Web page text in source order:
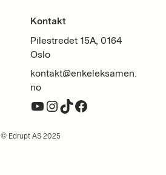
Kontakt
Pilestredet 15A, 0164
Oslo
kontakt@enkeleksamen.
no
YouTube InstagramTikTok Facebook
© Edrupt AS 2025